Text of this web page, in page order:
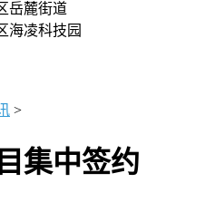
岳麓街道
海凌科技园
>
集中签约